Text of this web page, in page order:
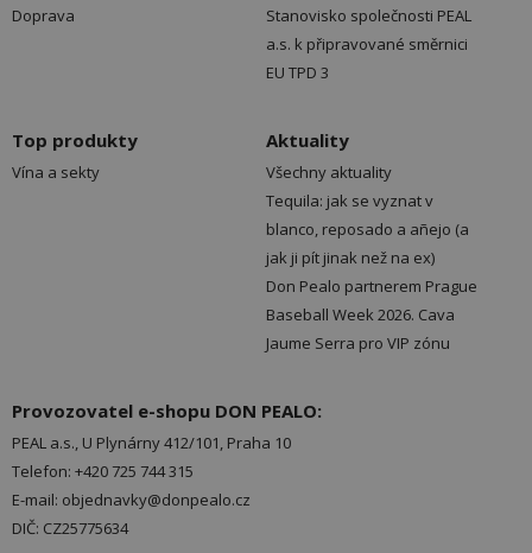
Doprava
Stanovisko společnosti PEAL
a.s. k připravované směrnici
EU TPD 3
Top produkty
Vína a sekty
Aktuality
Všechny aktuality
Tequila: jak se vyznat v
blanco, reposado a añejo (a
jak ji pít jinak než na ex)
Don Pealo partnerem Prague
Baseball Week 2026. Cava
Jaume Serra pro VIP zónu
Provozovatel e-shopu DON PEALO:
PEAL a.s., U Plynárny 412/101, Praha 10
Telefon: +420 725 744 315
E-mail: objednavky@donpealo.cz
DIČ: CZ25775634